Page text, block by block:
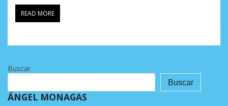
READ MORE
Buscar
Buscar
ÁNGEL MONAGAS